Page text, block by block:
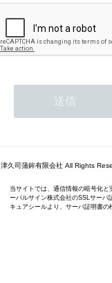
津久司蒲鉾有限会社 All Rights
当サイトでは、通信情報の暗号化
ーバルサイン株式会社のSSLサーバ
キュアシールより、サーバ証明書の